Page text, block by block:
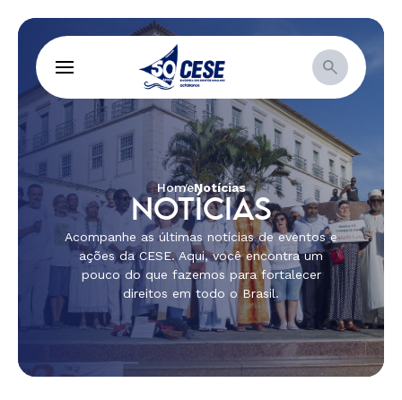
HomeNotícias
NOTÍCIAS
Acompanhe as últimas notícias de eventos e
ações da CESE. Aqui, você encontra um
pouco do que fazemos para fortalecer
direitos em todo o Brasil.